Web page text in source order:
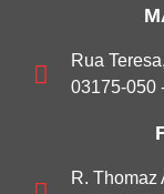
Rua
03175-050
R. Thomaz